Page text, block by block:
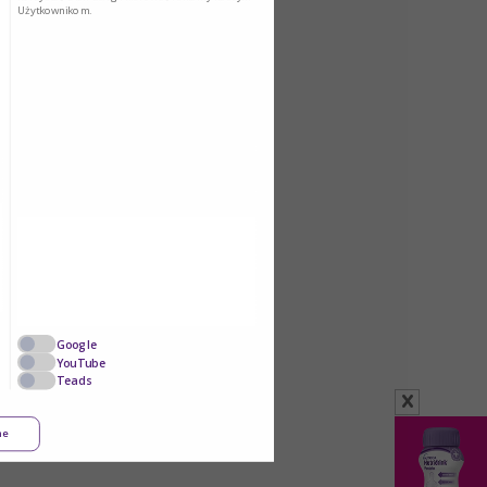
x
Użytkownikom.
Google
YouTube
Teads